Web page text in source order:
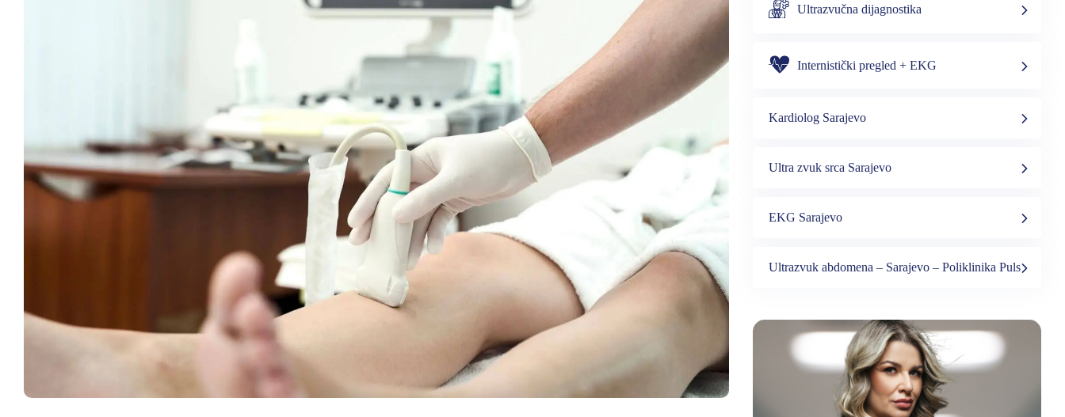
Ultrazvučna dijagnostika
Internistički pregled + EKG
Kardiolog Sarajevo
Ultra zvuk srca Sarajevo
EKG Sarajevo
Ultrazvuk abdomena – Sarajevo – Poliklinika Puls